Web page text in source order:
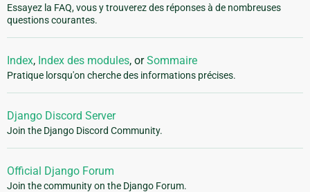
Essayez la FAQ, vous y trouverez des réponses à de nombreuses
questions courantes.
Index, Index des modules, orSommaire
Pratique lorsqu'on cherche des informations précises.
Django Discord Server
Join the Django Discord Community.
Official Django Forum
Join the community on the Django Forum.